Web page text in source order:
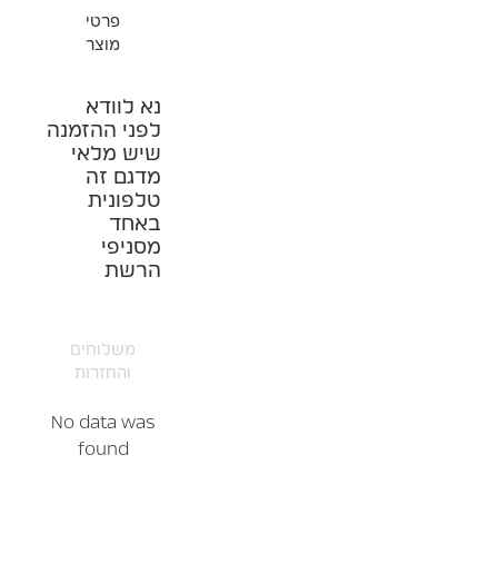
פרטי
מוצר
משלוחים
והחזרות
נא לוודא
לפני ההזמנה
שיש מלאי
מדגם זה
טלפונית
באחד
מסניפי
הרשת
No data was
found